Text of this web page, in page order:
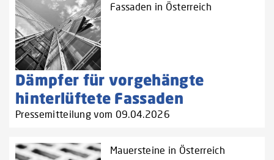
Fassaden in Österreich
Dämpfer für vorgehängte
hinterlüftete Fassaden
Pressemitteilung vom 09.04.2026
Mauersteine in Österreich